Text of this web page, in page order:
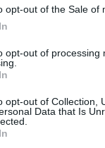
opt-out of the Sale of
opt-out of processing
opt-out of Collection,
Data that Is
στη
- Λόρεν
protothema.gr